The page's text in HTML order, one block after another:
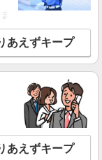
を見る
野区中央1-36-3
を見る
市岩槻区・久喜市・
あえずキープ
あえずキープ